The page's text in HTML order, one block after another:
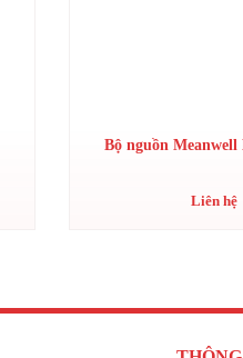
Bộ nguồn Meanwell
Liên hệ